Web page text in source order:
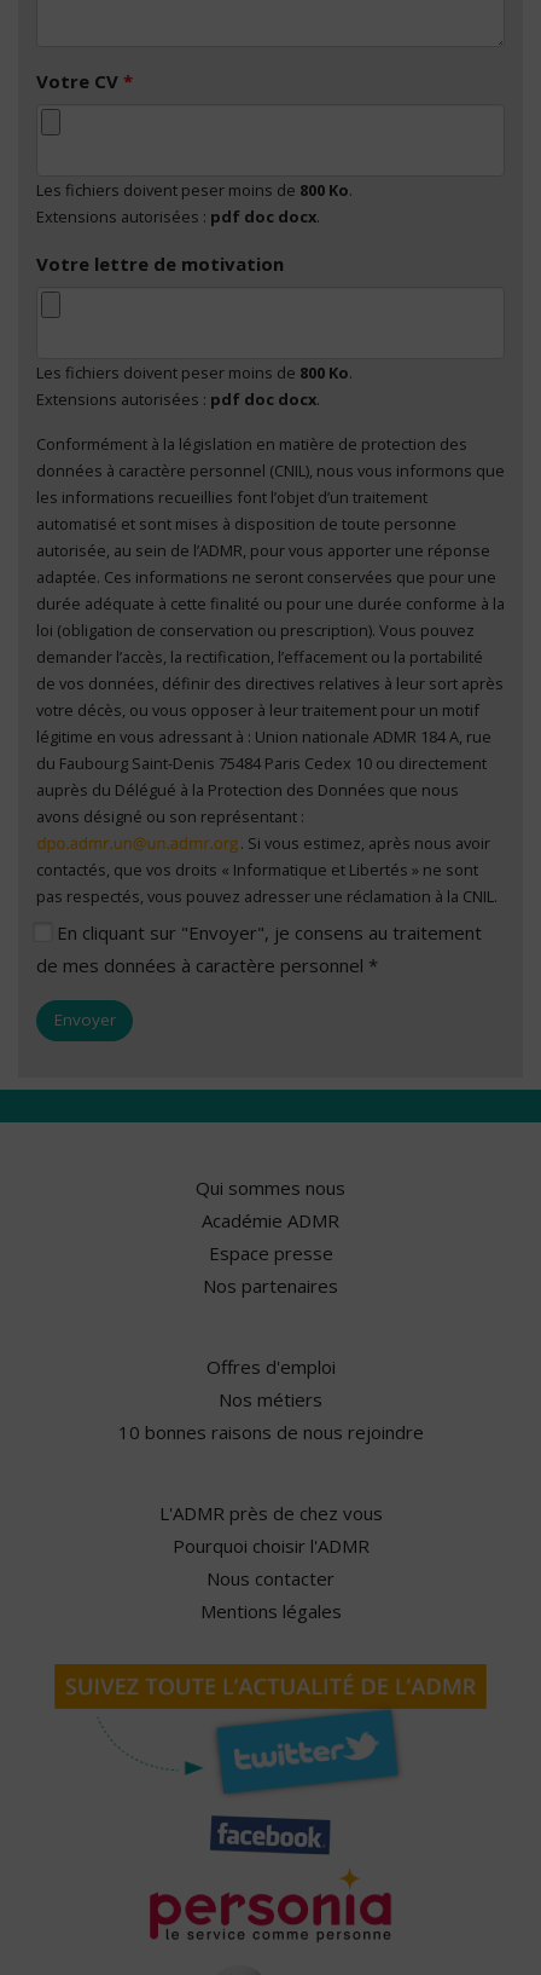
Votre CV *
Les fichiers doivent peser moins de 800 Ko.
Extensions autorisées : pdf doc docx.
Votre lettre de motivation
Les fichiers doivent peser moins de 800 Ko.
Extensions autorisées : pdf doc docx.
En cliquant sur "Envoyer", je consens au traitement
de mes données à caractère personnel *
Conformément à la législation en matière de protection des
données à caractère personnel (CNIL), nous vous informons que
les informations recueillies font l’objet d’un traitement
automatisé et sont mises à disposition de toute personne
autorisée, au sein de l’ADMR, pour vous apporter une réponse
adaptée. Ces informations ne seront conservées que pour une
durée adéquate à cette finalité ou pour une durée conforme à la
loi (obligation de conservation ou prescription). Vous pouvez
demander l’accès, la rectification, l’effacement ou la portabilité
de vos données, définir des directives relatives à leur sort après
votre décès, ou vous opposer à leur traitement pour un motif
légitime en vous adressant à : Union nationale ADMR 184 A, rue
du Faubourg Saint-Denis 75484 Paris Cedex 10 ou directement
auprès du Délégué à la Protection des Données que nous
avons désigné ou son représentant :
. Si vous estimez, après nous avoir
contactés, que vos droits « Informatique et Libertés » ne sont
pas respectés, vous pouvez adresser une réclamation à la CNIL.
En cliquant sur "Envoyer", je consens au traitement
de mes données à caractère personnel *
Qui sommes nous
Académie ADMR
Espace presse
Nos partenaires
Offres d'emploi
Nos métiers
10 bonnes raisons de nous rejoindre
L'ADMR près de chez vous
Pourquoi choisir l'ADMR
Nous contacter
Mentions légales